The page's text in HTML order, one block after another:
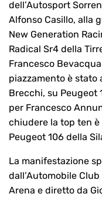
dell’Autosport
Alfonso Casillo, alla
New Generation
Radical Sr4 della
Francesco
piazzamento è stato
Brecchi, su Peugeot
per Francesco
chiudere la top ten è
Peugeot 106 della
La manifestazione
dall’Automobile
Arena e diretto da